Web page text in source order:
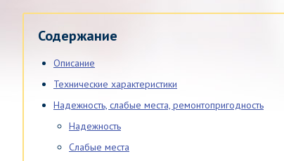
Содержание
Описание
Технические характеристики
Надежность, слабые места, ремонтопригодность
Надежность
Слабые места